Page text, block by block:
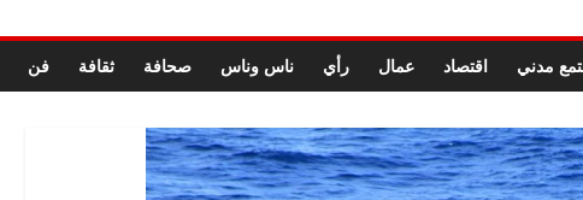
الرسومات النهائية للقرار
الصحفيين.. وانتهاء أعمال
الدكتور محمد زهران.. ويؤكد:
وضمانات المحاكمة العادلة
مدني اقتصاد عمال رأي ناس وناس صحافة ثقافة فن